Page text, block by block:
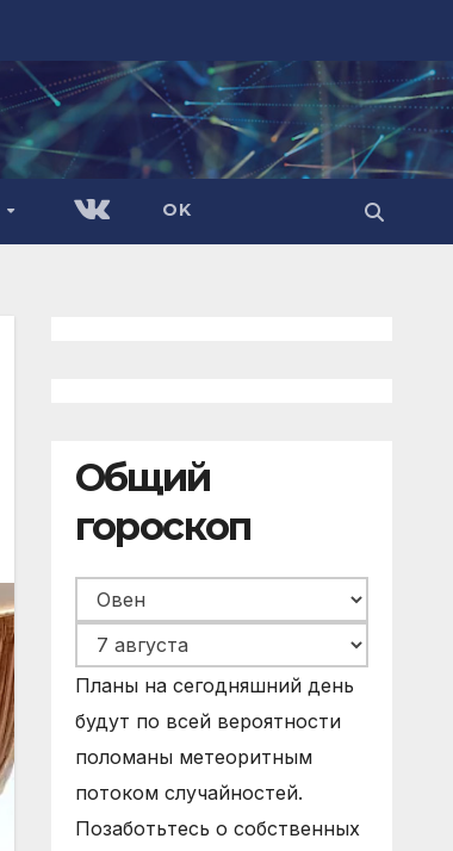
OK
Общий
гороскоп
Планы на сегодняшний день
будут по всей вероятности
поломаны метеоритным
потоком случайностей.
Позаботьтесь о собственных